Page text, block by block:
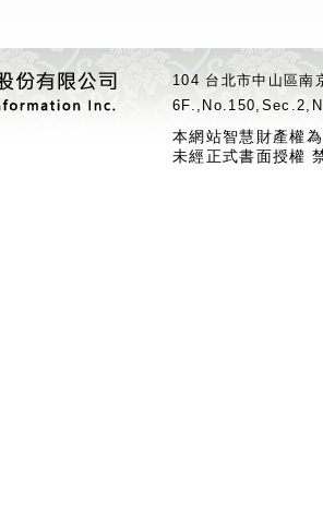
104 台北市中山區
本網站智慧財產權
未經正式書面授權